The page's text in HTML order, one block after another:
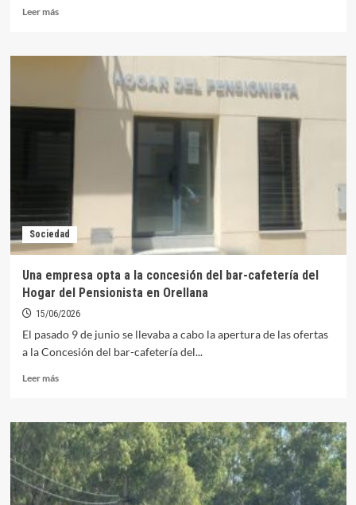
Leer másLeer
El
de
julio
Sociedad
Una empresa opta a la concesión del bar-cafetería del
Hogar del Pensionista en Orellana
15/06/2026
El pasado 9 de junio se llevaba a cabo la apertura de las ofertas
a la Concesión del bar-cafetería del...
Leer másLeer
Una
empresa
opta
a
la
concesión